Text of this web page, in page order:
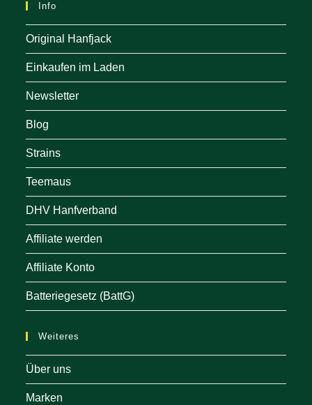
Info
Original Hanfjack
Einkaufen im Laden
Newsletter
Blog
Strains
Teemaus
DHV Hanfverband
Affiliate werden
Affiliate Konto
Batteriegesetz (BattG)
Weiteres
Über uns
Marken